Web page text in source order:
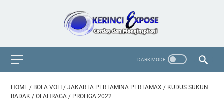
HOME / BOLA VOLI / JAKARTA PERTAMINA PERTAMAX / KUDUS SUKUN
BADAK / OLAHRAGA / PROLIGA 2022